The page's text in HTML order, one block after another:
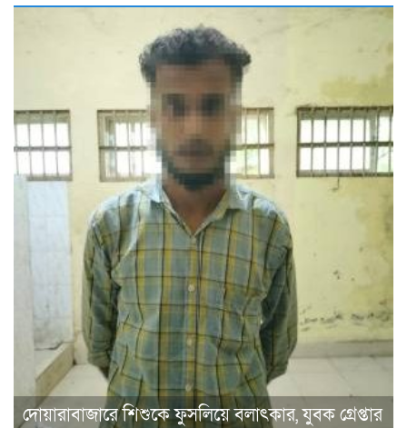
দোয়ারাবাজারে শিশুকে ফুসলিয়ে বলাৎকার, যুবক গ্রেপ্তার